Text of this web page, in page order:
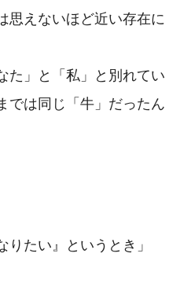
思えないほど近い存在に
た」と「私」と別れてい
では同じ「牛」だったん
りたい』というとき」